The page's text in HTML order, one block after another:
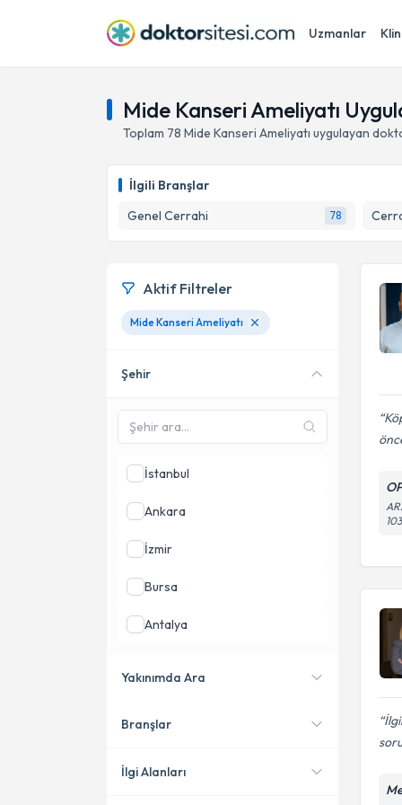
Uzmanlar
Mide Kanseri Ameliyatı
Toplam 78 Mide Kanseri Ameliyatı uygulayan
İlgili Branşlar
Genel Cerrahi
78
103
Aktif Filtreler
Mide Kanseri Ameliyatı
Şehir
İstanbul
Ankara
İzmir
Bursa
Antalya
Yakınımda Ara
Konumuma yakın uzmanları
Branşlar
İlgi Alanları